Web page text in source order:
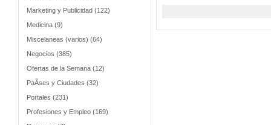
Marketing y Publicidad (122)
Medicina (9)
Miscelaneas (varios) (64)
Negocios (385)
Ofertas de la Semana (12)
PaÃ­ses y Ciudades (32)
Portales (231)
Profesiones y Empleo (169)